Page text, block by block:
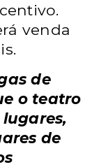
venda
de
o teatro
de